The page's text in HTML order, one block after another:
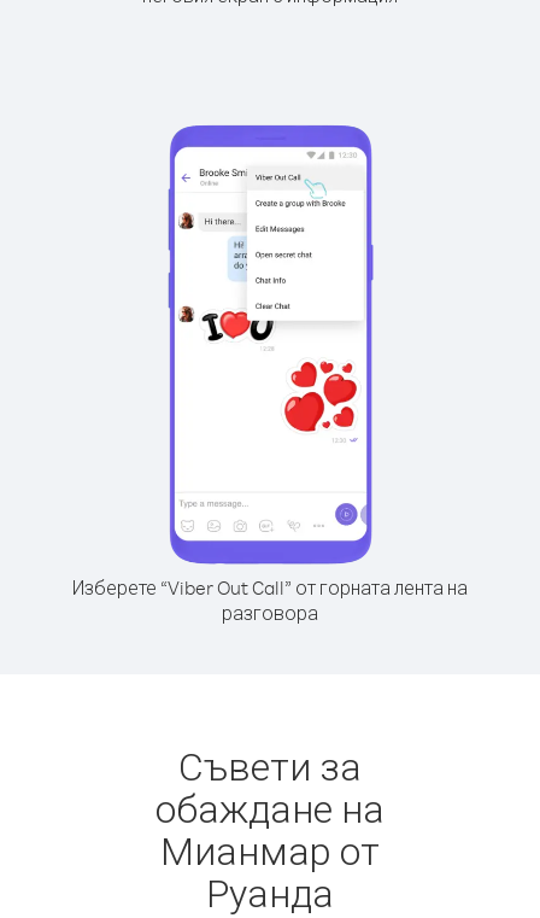
Изберете “Viber Out Call” от горната лента на
разговора
Съвети за
обаждане на
Мианмар от
Руанда